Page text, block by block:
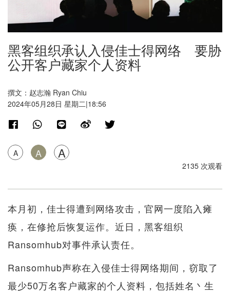
黑客组织承认入侵佳士得网络 要胁
公开客户藏家个人资料
撰文：赵志瀚 Ryan Chiu
2024年05月28日 星期二|18:56
A A A
2135 次观看
本月初，佳士得遭到网络攻击，官网一度陷入瘫
痪，在修抢后恢复运作。近日，黑客组织
Ransomhub对事件承认责任。
Ransomhub声称在入侵佳士得网络期间，窃取了
最少50万名客户藏家的个人资料，包括姓名丶生